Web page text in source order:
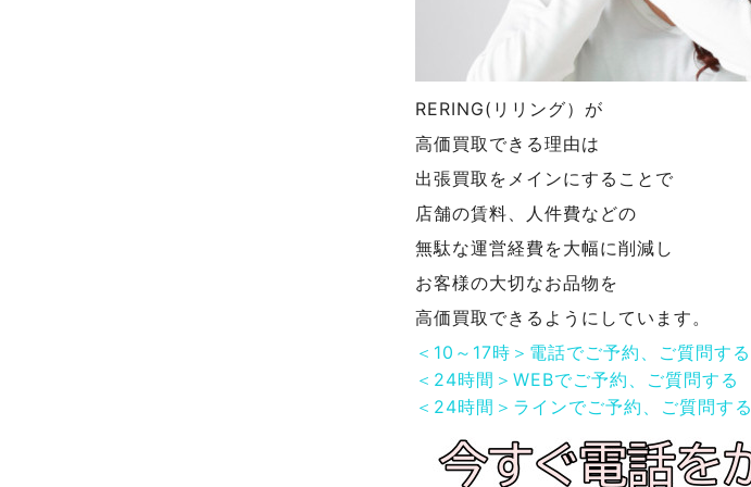
RERING(リリング）が
高価買取できる理由は
出張買取をメインにすることで
店舗の賃料、人件費などの
無駄な運営経費を大幅に削減し
お客様の大切なお品物を
高価買取できるようにしています。
＜10～17時＞電話でご予約、ご質問する
＜24時間＞WEBでご予約、ご質問する
＜24時間＞ラインでご予約、ご質問する